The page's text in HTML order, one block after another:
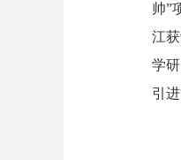
帅”
江
学
引